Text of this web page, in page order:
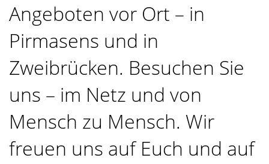
Angeboten vor Ort – in
Pirmasens und in
Zweibrücken. Besuchen Sie
uns – im Netz und von
Mensch zu Mensch. Wir
freuen uns auf Euch und auf